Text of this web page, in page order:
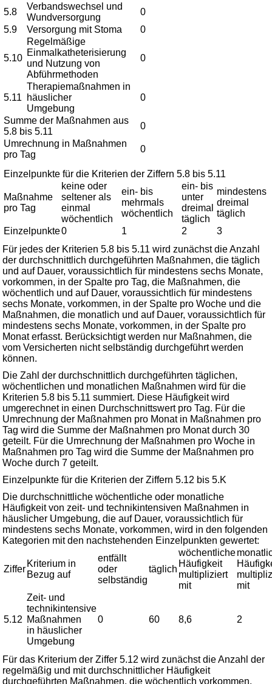
5.8
Verbandswechsel und
Wundversorgung
0
5.9
Versorgung mit Stoma 0
5.10
Regelmäßige
Einmalkatheterisierung
und Nutzung von
Abführmethoden
0
5.11
Therapiemaßnahmen in
häuslicher
Umgebung
0
Summe der Maßnahmen aus
5.8 bis 5.11
0
Umrechnung in Maßnahmen
pro Tag
0
Einzelpunkte für die Kriterien der Ziffern 5.8 bis 5.11
Maßnahme
pro Tag
keine oder
seltener als
einmal
wöchentlich
ein- bis
mehrmals
wöchentlich
ein- bis
unter
dreimal
täglich
mindestens
dreimal
täglich
Einzelpunkte0 1 2
3
Für jedes der Kriterien 5.8 bis 5.11 wird zunächst die Anzahl
der durchschnittlich durchgeführten Maßnahmen, die täglich
und auf Dauer, voraussichtlich für mindestens sechs Monate,
vorkommen, in der Spalte pro Tag, die Maßnahmen, die
wöchentlich und auf Dauer, voraussichtlich für mindestens
sechs Monate, vorkommen, in der Spalte pro Woche und die
Maßnahmen, die monatlich und auf Dauer, voraussichtlich für
mindestens sechs Monate, vorkommen, in der Spalte pro
Monat erfasst. Berücksichtigt werden nur Maßnahmen, die
vom Versicherten nicht selbständig durchgeführt werden
können.
Die Zahl der durchschnittlich durchgeführten täglichen,
wöchentlichen und monatlichen Maßnahmen wird für die
Kriterien 5.8 bis 5.11 summiert. Diese Häufigkeit wird
umgerechnet in einen Durchschnittswert pro Tag. Für die
Umrechnung der Maßnahmen pro Monat in Maßnahmen pro
Tag wird die Summe der Maßnahmen pro Monat durch 30
geteilt. Für die Umrechnung der Maßnahmen pro Woche in
Maßnahmen pro Tag wird die Summe der Maßnahmen pro
Woche durch 7 geteilt.
Einzelpunkte für die Kriterien der Ziffern 5.12 bis 5.K
Die durchschnittliche wöchentliche oder monatliche
Häufigkeit von zeit- und technikintensiven Maßnahmen in
häuslicher Umgebung, die auf Dauer, voraussichtlich für
mindestens sechs Monate, vorkommen, wird in den folgenden
Kategorien mit den nachstehenden Einzelpunkten gewertet:
Ziffer
Kriterium in
Bezug auf
entfällt
oder
selbständig
täglich
wöchentliche
Häufigkeit
multipliziert
mit
mit
5.12
Zeit- und
technikintensive
Maßnahmen
in häuslicher
Umgebung
0 60 8,6 2
Für das Kriterium der Ziffer 5.12 wird zunächst die Anzahl der
regelmäßig und mit durchschnittlicher Häufigkeit
durchgeführten Maßnahmen, die wöchentlich vorkommen,